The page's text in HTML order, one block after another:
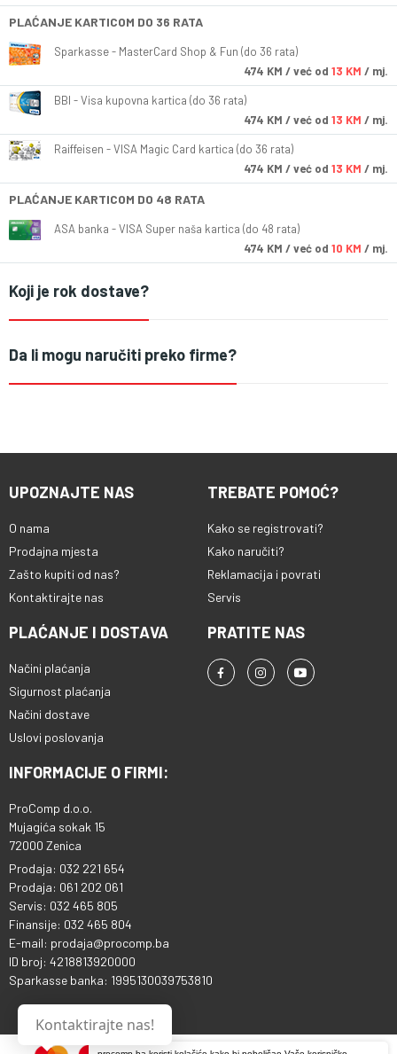
PLAĆANJE KARTICOM DO 36 RATA
Sparkasse - MasterCard Shop & Fun (do 36 rata)
474 KM / već od 13 KM / mj.
BBI - Visa kupovna kartica (do 36 rata)
474 KM / već od 13 KM / mj.
Raiffeisen - VISA Magic Card kartica (do 36 rata)
474 KM / već od 13 KM / mj.
PLAĆANJE KARTICOM DO 48 RATA
ASA banka - VISA Super naša kartica (do 48 rata)
474 KM / već od 10 KM / mj.
Koji je rok dostave?
Da li mogu naručiti preko firme?
UPOZNAJTE NAS
O nama
Prodajna mjesta
Zašto kupiti od nas?
Kontaktirajte nas
TREBATE POMOĆ?
Kako se registrovati?
Kako naručiti?
Reklamacija i povrati
Servis
PLAĆANJE I DOSTAVA
Načini plaćanja
Sigurnost plaćanja
Načini dostave
Uslovi poslovanja
PRATITE NAS
INFORMACIJE O FIRMI:
ProComp d.o.o.
Mujagića sokak 15
72000 Zenica
Prodaja: 032 221 654
Prodaja: 061 202 061
Servis: 032 465 805
Finansije: 032 465 804
E-mail: prodaja@procomp.ba
ID broj: 4218813920000
Sparkasse banka: 1995130039753810
Kontaktirajte nas!